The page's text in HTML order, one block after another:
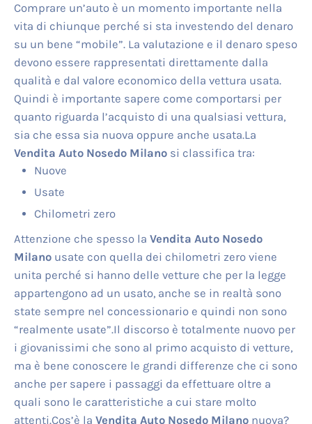
Comprare un’auto è un momento importante nella
vita di chiunque perché si sta investendo del denaro
su un bene “mobile”. La valutazione e il denaro speso
devono essere rappresentati direttamente dalla
qualità e dal valore economico della vettura usata.
Quindi è importante sapere come comportarsi per
quanto riguarda l’acquisto di una qualsiasi vettura,
sia che essa sia nuova oppure anche usata.La
Vendita Auto Nosedo Milanosi classifica tra:
Nuove
Usate
Chilometri zero
Attenzione che spesso la Vendita Auto Nosedo
Milanousate con quella dei chilometri zero viene
unita perché si hanno delle vetture che per la legge
appartengono ad un usato, anche se in realtà sono
state sempre nel concessionario e quindi non sono
“realmente usate”.Il discorso è totalmente nuovo per
i giovanissimi che sono al primo acquisto di vetture,
ma è bene conoscere le grandi differenze che ci sono
anche per sapere i passaggi da effettuare oltre a
quali sono le caratteristiche a cui stare molto
attenti.Cos’è la Vendita Auto Nosedo Milanonuova?